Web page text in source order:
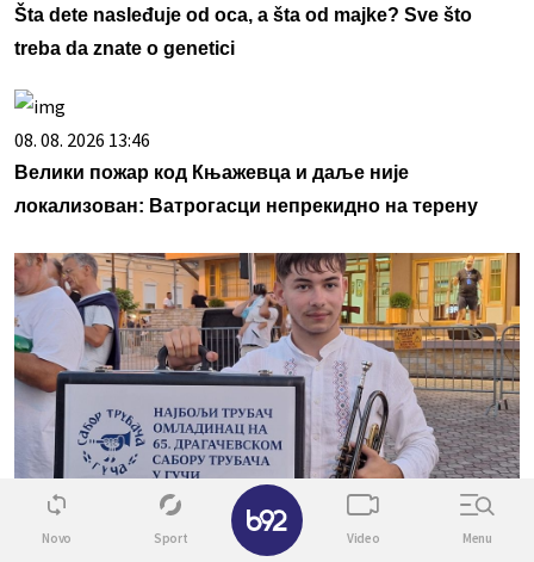
Šta dete nasleđuje od oca, a šta od majke? Sve što
treba da znate o genetici
08. 08. 2026 13:46
Велики пожар код Књажевца и даље није
локализован: Ватрогасци непрекидно на терену
09. 08. 2026 06:32
Младен Крстић најбољи млади трубач 65. Сабора у
Novo Sport Video Menu
✕